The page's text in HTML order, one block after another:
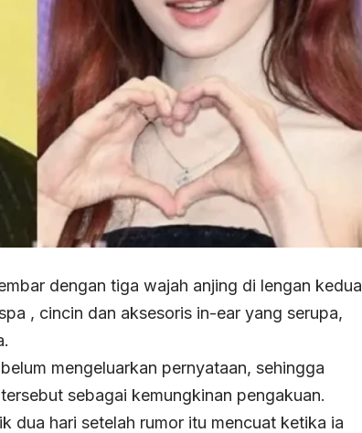
dengan tiga wajah anjing di lengan kedua
, cincin dan aksesoris in-ear yang serupa,
mengeluarkan pernyataan, sehingga
sebagai kemungkinan pengakuan.
dua hari setelah rumor itu mencuat ketika ia